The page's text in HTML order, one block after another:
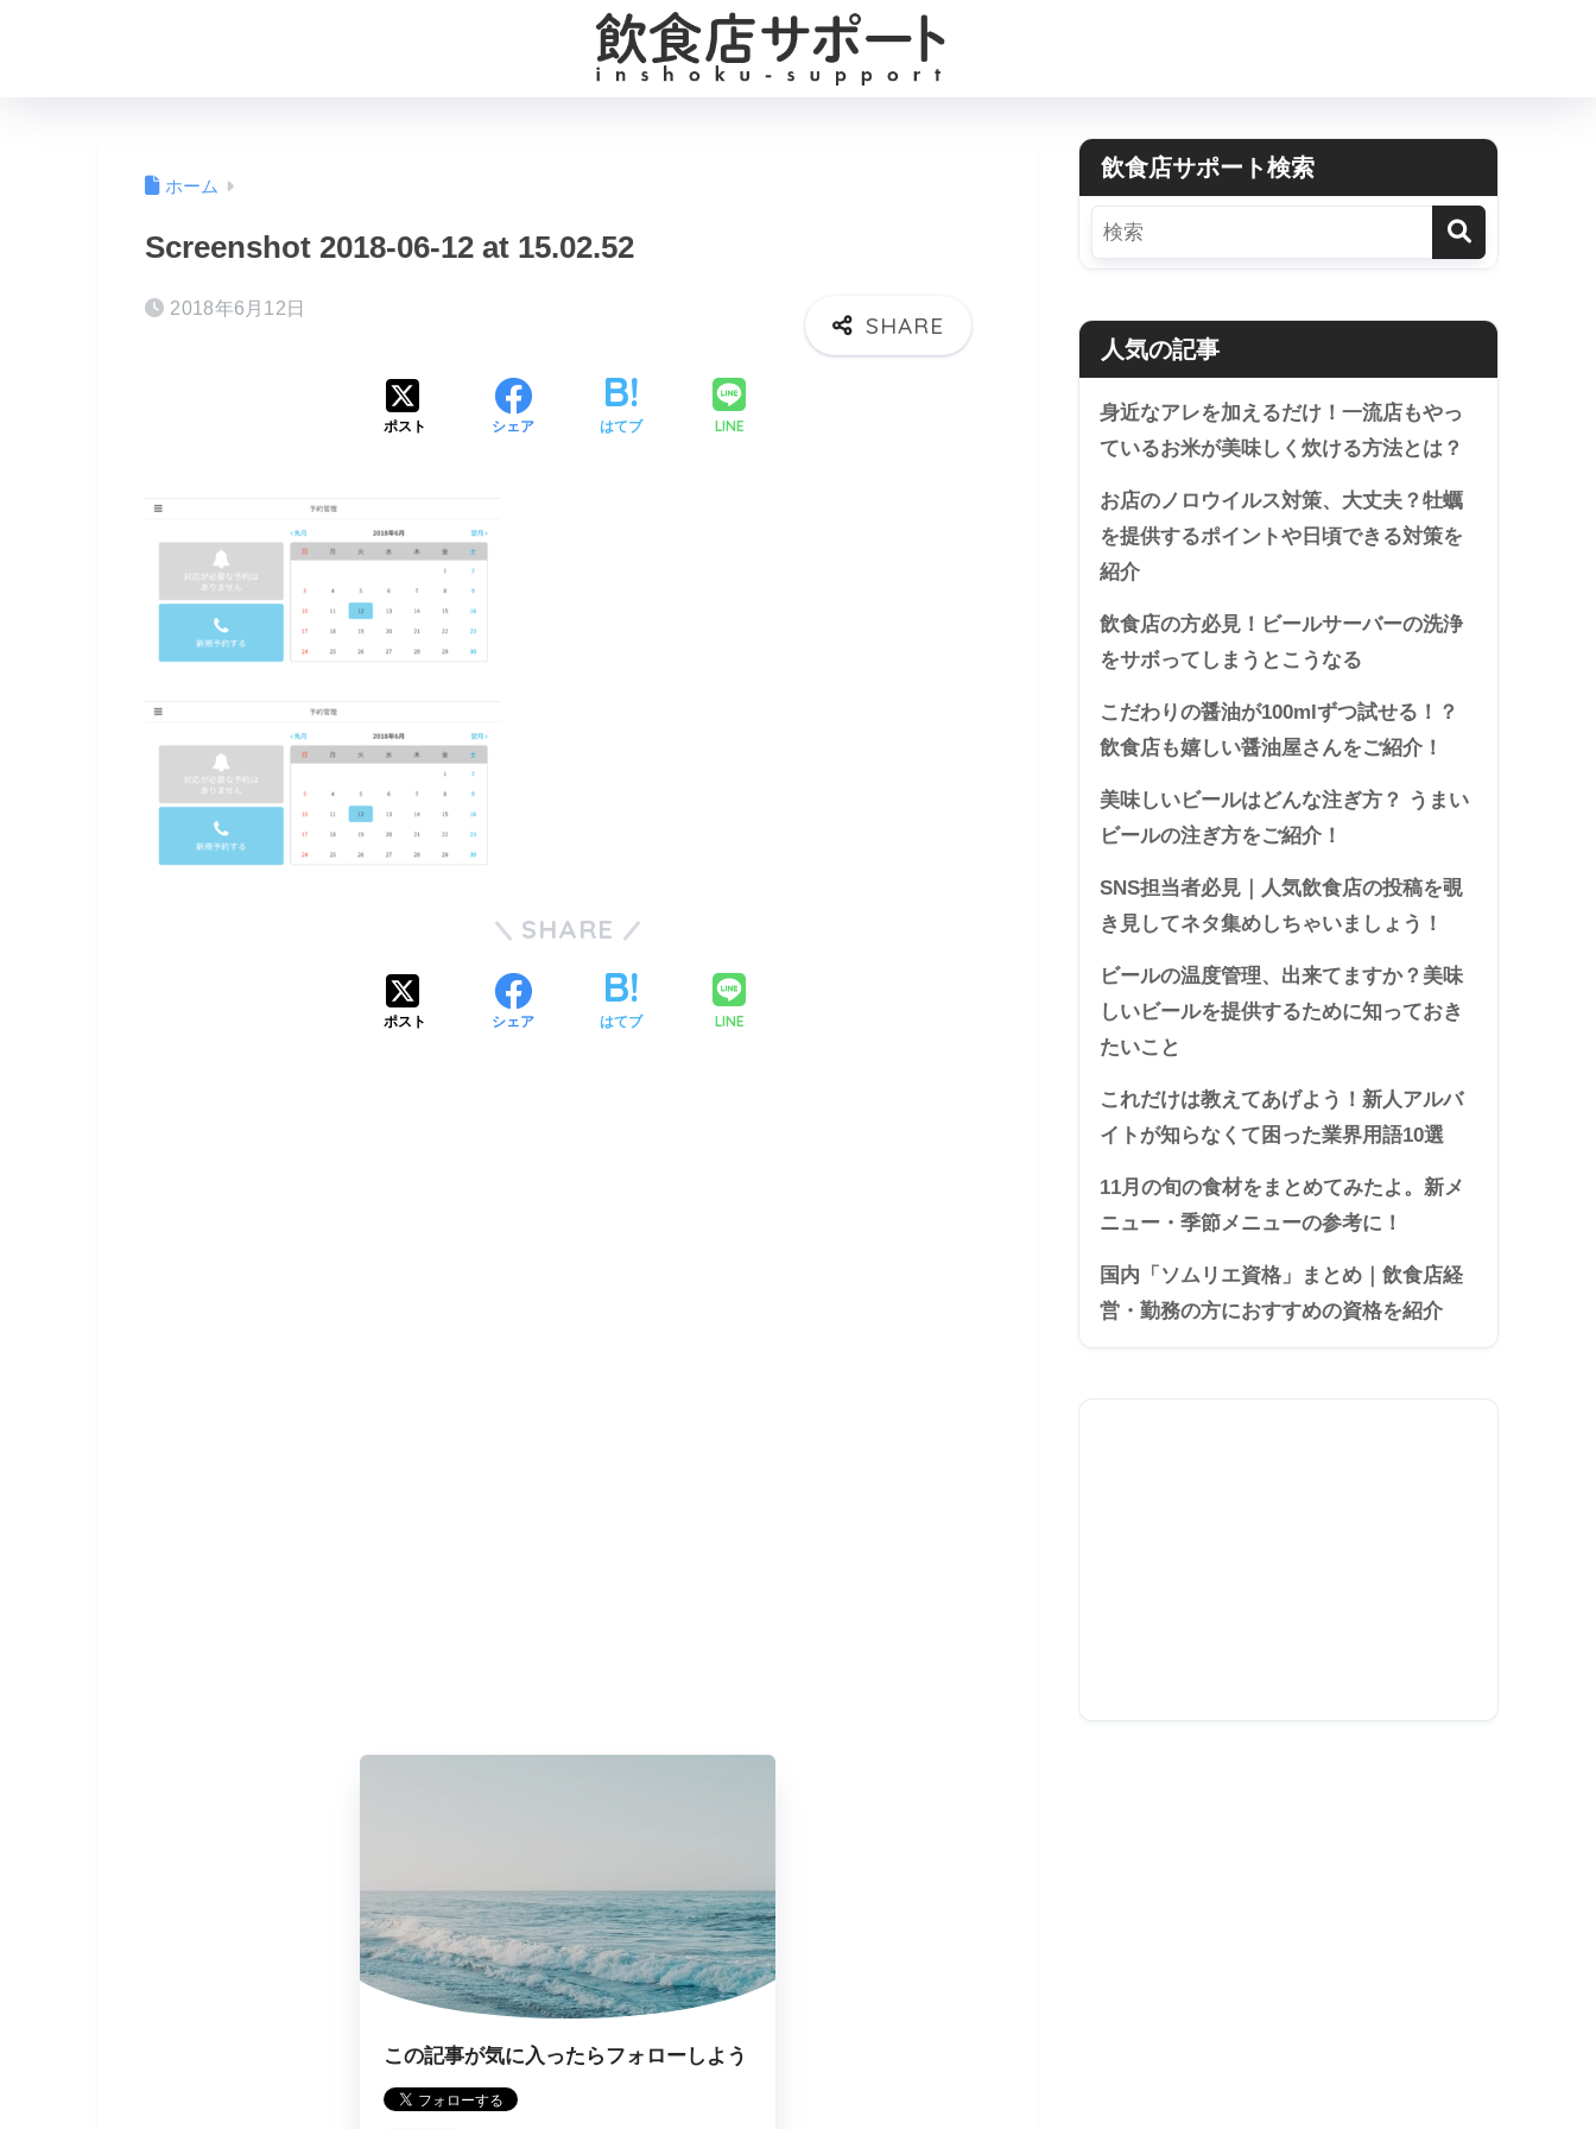
ホーム
Screenshot 2018-06-12 at 15.02.52
2018年6月12日
ポスト シェア はてブ LINE
SHARE
ポスト シェア はてブ LINE
この記事が気に入ったらフォローしよう
飲食店サポート検索
人気の記事
身近なアレを加えるだけ！一流店もやっ
ているお米が美味しく炊ける方法とは？
お店のノロウイルス対策、大丈夫？牡蠣
を提供するポイントや日頃できる対策を
紹介
飲食店の方必見！ビールサーバーの洗浄
をサボってしまうとこうなる
こだわりの醤油が100mlずつ試せる！？
飲食店も嬉しい醤油屋さんをご紹介！
美味しいビールはどんな注ぎ方？ うまい
ビールの注ぎ方をご紹介！
SNS担当者必見｜人気飲食店の投稿を覗
き見してネタ集めしちゃいましょう！
ビールの温度管理、出来てますか？美味
しいビールを提供するために知っておき
たいこと
これだけは教えてあげよう！新人アルバ
イトが知らなくて困った業界用語10選
11月の旬の食材をまとめてみたよ。新メ
ニュー・季節メニューの参考に！
国内「ソムリエ資格」まとめ｜飲食店経
営・勤務の方におすすめの資格を紹介